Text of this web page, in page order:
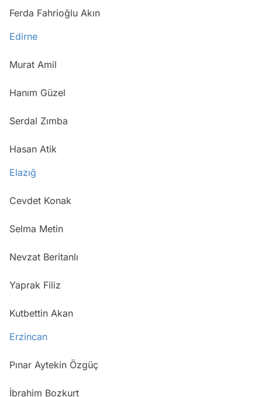
Ferda Fahrioğlu Akın
Edirne
Murat Amil
Hanım Güzel
Serdal Zımba
Hasan Atik
Elazığ
Cevdet Konak
Selma Metin
Nevzat Beritanlı
Yaprak Filiz
Kutbettin Akan
Erzincan
Pınar Aytekin Özgüç
İbrahim Bozkurt